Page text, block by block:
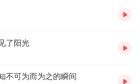
了阳光
不可为而为之的瞬间